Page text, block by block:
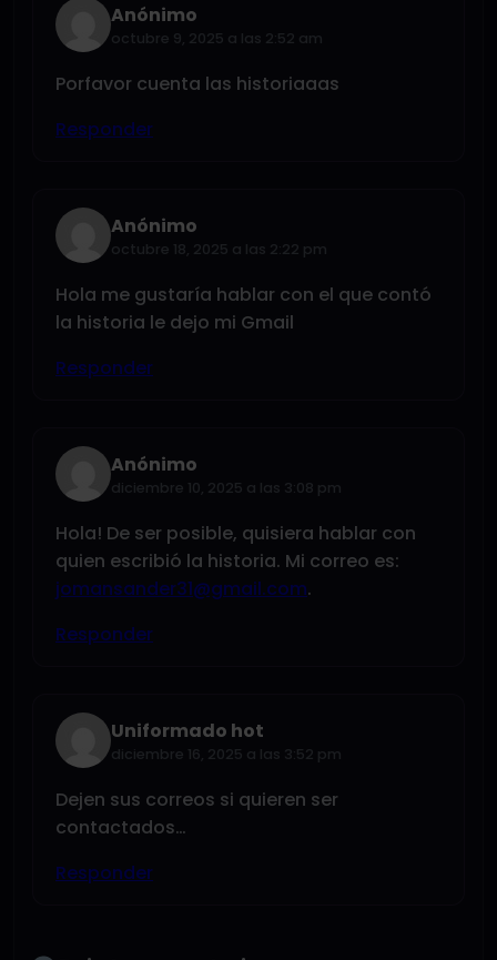
Anónimo
octubre 9, 2025 a las 2:52 am
Porfavor cuenta las historiaaas
Responder
Anónimo
octubre 18, 2025 a las 2:22 pm
Hola me gustaría hablar con el que contó
la historia le dejo mi Gmail
Responder
Anónimo
diciembre 10, 2025 a las 3:08 pm
Hola! De ser posible, quisiera hablar con
quien escribió la historia. Mi correo es:
jomansander31@gmail.com.
Responder
Uniformado hot
diciembre 16, 2025 a las 3:52 pm
Dejen sus correos si quieren ser
contactados…
Responder